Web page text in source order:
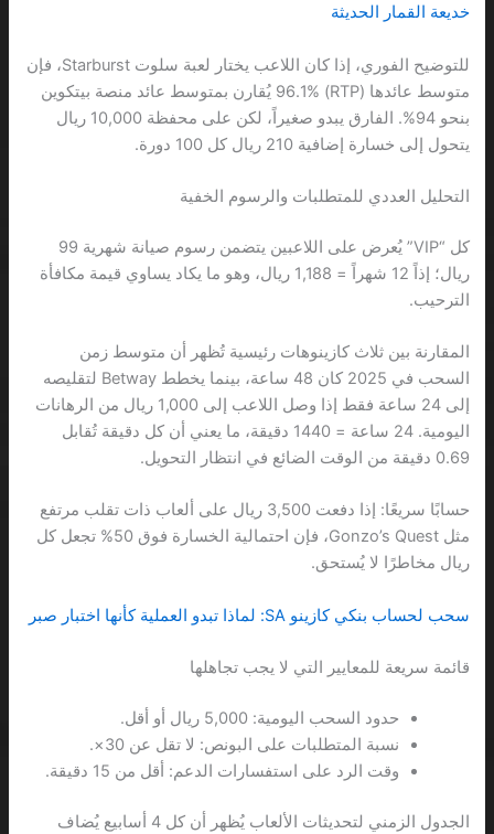
خديعة القمار الحديثة
للتوضيح الفوري، إذا كان اللاعب يختار لعبة سلوت Starburst، فإن
متوسط عائدها (RTP) 96.1% يُقارن بمتوسط عائد منصة بيتكوين
بنحو 94%. الفارق يبدو صغيراً، لكن على محفظة 10,000 ريال
يتحول إلى خسارة إضافية 210 ريال كل 100 دورة.
التحليل العددي للمتطلبات والرسوم الخفية
كل “VIP” يُعرض على اللاعبين يتضمن رسوم صيانة شهرية 99
ريال؛ إذاً 12 شهراً = 1,188 ريال، وهو ما يكاد يساوي قيمة مكافأة
الترحيب.
المقارنة بين ثلاث كازينوهات رئيسية تُظهر أن متوسط زمن
السحب في 2025 كان 48 ساعة، بينما يخطط Betway لتقليصه
إلى 24 ساعة فقط إذا وصل اللاعب إلى 1,000 ريال من الرهانات
اليومية. 24 ساعة = 1440 دقيقة، ما يعني أن كل دقيقة تُقابل
0.69 دقيقة من الوقت الضائع في انتظار التحويل.
حسابًا سريعًا: إذا دفعت 3,500 ريال على ألعاب ذات تقلب مرتفع
مثل Gonzo’s Quest، فإن احتمالية الخسارة فوق 50% تجعل كل
ريال مخاطرًا لا يُستحق.
سحب لحساب بنكي كازينو SA: لماذا تبدو العملية كأنها اختبار صبر
قائمة سريعة للمعايير التي لا يجب تجاهلها
حدود السحب اليومية: 5,000 ريال أو أقل.
نسبة المتطلبات على البونص: لا تقل عن 30×.
وقت الرد على استفسارات الدعم: أقل من 15 دقيقة.
الجدول الزمني لتحديثات الألعاب يُظهر أن كل 4 أسابيع يُضاف